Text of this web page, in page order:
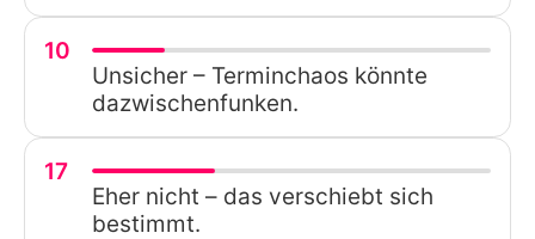
10
Unsicher – Terminchaos könnte
dazwischenfunken.
17
Eher nicht – das verschiebt sich
bestimmt.